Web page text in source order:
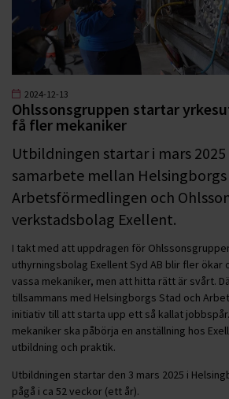
2024-12-13
Ohlssonsgruppen startar
få fler mekaniker
Utbildningen startar i mars
samarbete mellan Helsingborgs
Arbetsförmedlingen och
verkstadsbolag Exellent.
I takt med att uppdragen för
uthyrningsbolag Exellent Syd AB blir fler
vassa mekaniker, men att hitta rätt är svårt.
tillsammans med Helsingborgs Stad och
initiativ till att starta upp ett så kallat
mekaniker ska påbörja en anställning hos
utbildning och praktik.
Utbildningen startar den 3 mars 2025 i
pågå i ca 52 veckor (ett år).